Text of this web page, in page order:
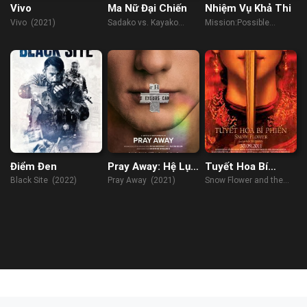
Vivo
Vivo (2021)
Ma Nữ Đại Chiến
Sadako vs. Kayako
Nhiệm Vụ Khả Thi
Mission:Possible
Điểm Đen
Black Site (2022)
Pray Away: Hệ Lụy
Của Phong Trào
Pray Away (2021)
Tuyết Hoa Bí
Phiến
Snow Flower and the